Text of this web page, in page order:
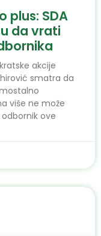
plus: SDA
da vrati
akcije
smatra da
više ne može
ove